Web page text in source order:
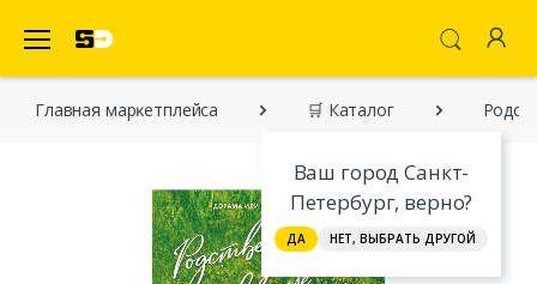
Ваш город Санкт-
Петербург, верно?
ДА НЕТ, ВЫБРАТЬ ДРУГОЙ
Главная марĸетплейса 🛒 Каталог